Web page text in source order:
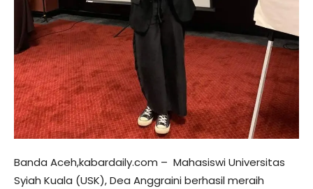
Banda Aceh,kabardaily.com – Mahasiswi Universitas
Syiah Kuala (USK), Dea Anggraini berhasil meraih